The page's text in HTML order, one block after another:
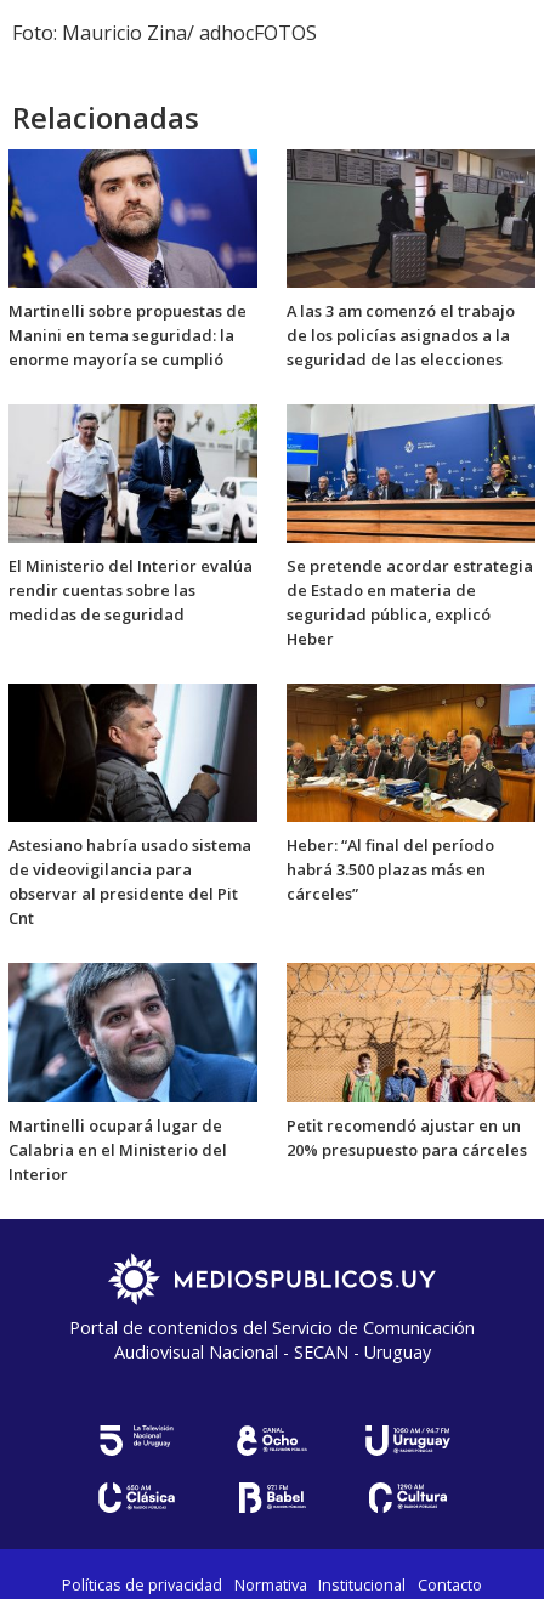
Foto: Mauricio Zina/ adhocFOTOS
Relacionadas
Martinelli sobre propuestas de
Manini en tema seguridad: la
enorme mayoría se cumplió
A las 3 am comenzó el trabajo
de los policías asignados a la
seguridad de las elecciones
El Ministerio del Interior evalúa
rendir cuentas sobre las
medidas de seguridad
Se pretende acordar estrategia
de Estado en materia de
seguridad pública, explicó
Heber
Astesiano habría usado sistema
de videovigilancia para
observar al presidente del Pit
Cnt
Heber: “Al final del período
habrá 3.500 plazas más en
cárceles”
Martinelli ocupará lugar de
Calabria en el Ministerio del
Interior
Petit recomendó ajustar en un
20% presupuesto para cárceles
Portal de contenidos del Servicio de Comunicación
Audiovisual Nacional - SECAN - Uruguay
Políticas de privacidad Normativa Institucional Contacto